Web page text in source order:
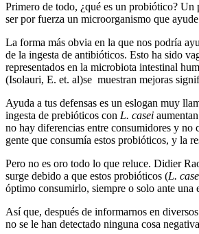
Primero de todo, ¿qué es un probiótico? Un
ser por fuerza un microorganismo que
La forma más obvia en la que nos podría
de la ingesta de antibióticos. Esto ha sido
representados en la microbiota intestinal
(Isolauri, E. et. al)se muestran mejoras
Ayuda a tus defensas es un eslogan muy
ingesta de prebióticos con L. casei
no hay diferencias entre consumidores y no
gente que consumía estos probióticos, y la
Pero no es oro todo lo que reluce. Didier
surge debido a que estos probióticos (L.
óptimo consumirlo, siempre o solo ante una
Así que, después de informarnos en
no se le han detectado ninguna cosa